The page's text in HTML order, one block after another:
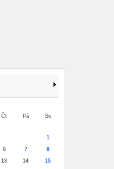
Čt Pá So
1
6 7
8
13 14
15